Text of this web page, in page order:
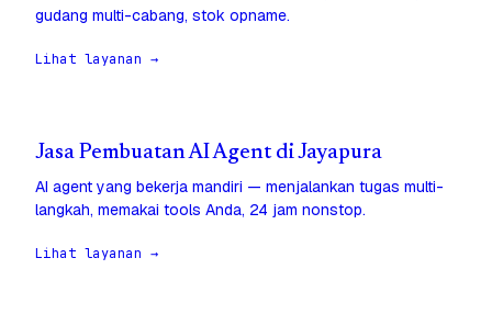
gudang multi-cabang, stok opname.
Lihat layanan →
Jasa Pembuatan AI Agent di Jayapura
AI agent yang bekerja mandiri — menjalankan tugas multi-
langkah, memakai tools Anda, 24 jam nonstop.
Lihat layanan →